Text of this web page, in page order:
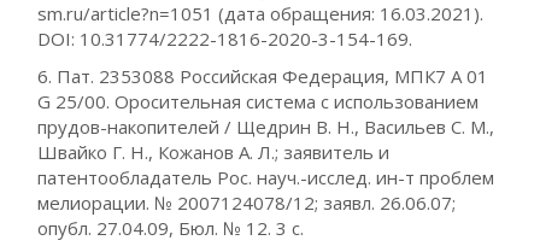
sm.ru/article?n=1051 (дата обращения: 16.03.2021).
DOI: 10.31774/2222-1816-2020-3-154-169.
6. Пат. 2353088 Российская Федерация, МПК7 A 01
G 25/00. Оросительная система с использованием
прудов-накопителей / Щедрин В. Н., Васильев С. М.,
Швайко Г. Н., Кожанов А. Л.; заявитель и
патентообладатель Рос. науч.-исслед. ин-т проблем
мелиорации. № 2007124078/12; заявл. 26.06.07;
опубл. 27.04.09, Бюл. № 12. 3 с.